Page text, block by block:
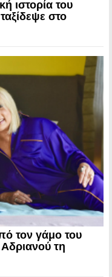
ιστορία του
στο
τον γάμο του
τη